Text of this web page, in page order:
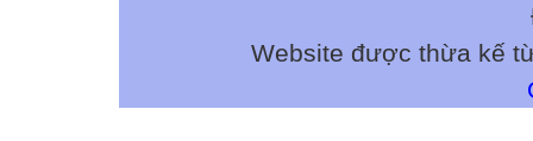
Website được thừa kế